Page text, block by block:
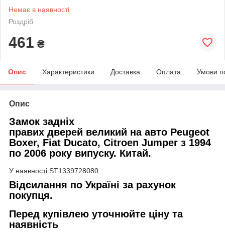
Немає в наявності
Роздріб
461 ₴
Опис Характеристики Доставка Оплата Умови
Опис
Замок задніх
правих дверей великий на авто Peugeot
Boxer, Fiat Ducato, Citroen Jumper з 1994
по 2006 року випуску. Китай.
У наявності ST1339728080
Відсилання по Україні за рахунок
покупця.
Перед купівлею уточнюйте ціну та
наявність